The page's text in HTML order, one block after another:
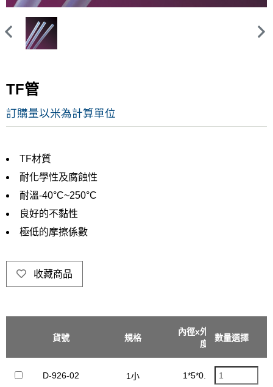
TF管
訂購量以米為計算單位
TF材質
耐化學性及腐蝕性
耐溫-40°C~250°C
良好的不黏性
極低的摩擦係數
收藏商品
貨號 規格
內徑x外徑x厚
度
數量選擇
D-926-02 1小 1*5*0.5mm